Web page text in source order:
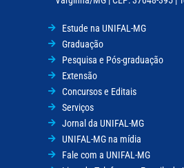
Estude na UNIFAL-MG
Graduação
Pesquisa e Pós-graduação
Extensão
Concursos e Editais
Serviços
Jornal da UNIFAL-MG
UNIFAL-MG na mídia
Fale com a UNIFAL-MG